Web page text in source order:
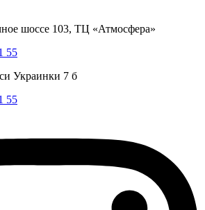
шоссе 103, ТЦ «Атмосфера»
55
Украинки 7 б
55